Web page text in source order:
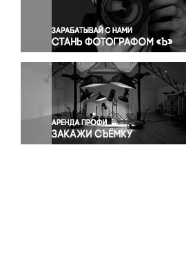
Правосудие
Происшествия и конфликты
Религия
Светская жизнь
Спорт
Экология
Экономика и бизнес